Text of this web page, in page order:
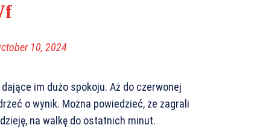
10, 2024
im dużo spokoju. Aż do czerwonej
o wynik. Można powiedzieć, że zagrali
na walkę do ostatnich minut.